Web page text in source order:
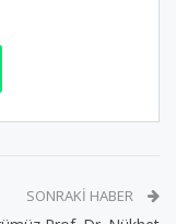
SONRAKI HABER